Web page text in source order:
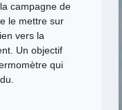
campagne de
le mettre sur
vers la
Un objectif
qui